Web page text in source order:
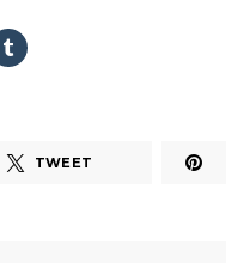
TWEET